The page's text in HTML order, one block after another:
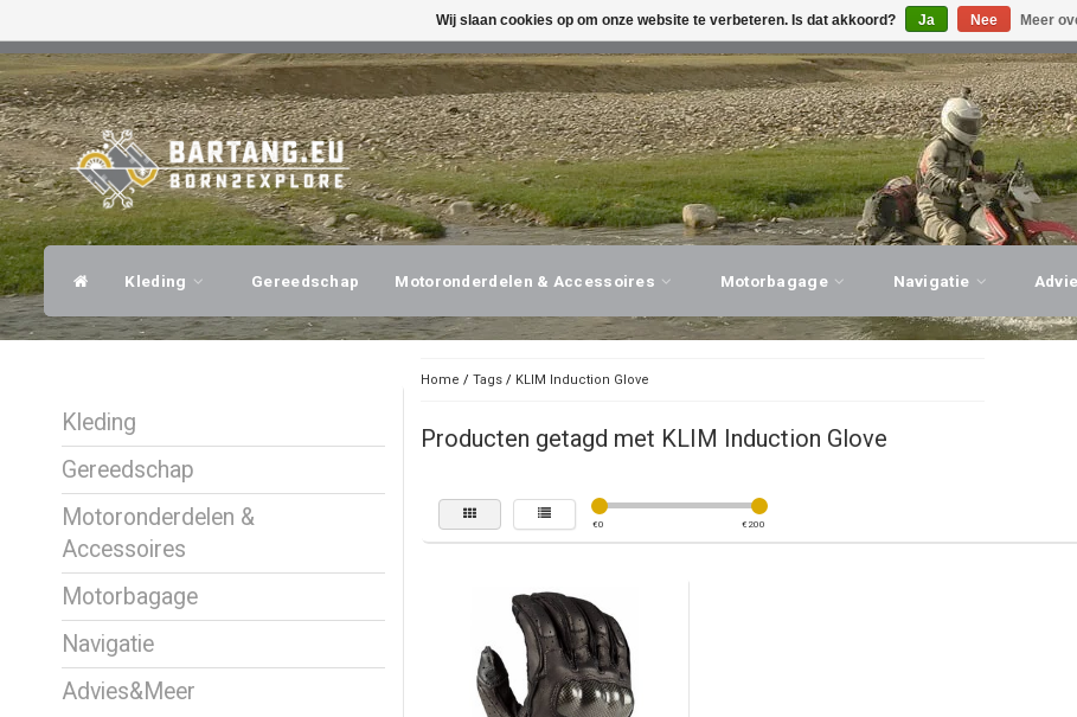
DESKUNDIG ADVIES, PERSOONLIJKE SERVICE! BEZOEK ONZE
Kleding Gereedschap Motoronderdelen & Accessoires Motorbagage Navigatie
Kleding
Gereedschap
Motoronderdelen &
Accessoires
Motorbagage
Navigatie
Advies&Meer
Home / Tags/ KLIM Induction Glove
Producten getagd met KLIM Induction Glove
€0 € 200
Wij slaan cookies op om onze website te verbeteren. Is dat akkoord? Ja Nee Meer